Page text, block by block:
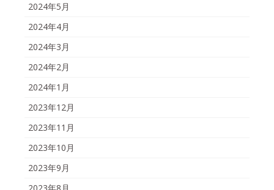
2024年5月
2024年4月
2024年3月
2024年2月
2024年1月
2023年12月
2023年11月
2023年10月
2023年9月